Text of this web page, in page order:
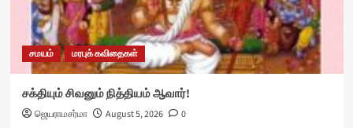
சமயம் மரபுக் கவிதைகள்
சக்தியும் சிவனும் நித்தியம் ஆவார்!
ஜெயராமசர்மா August 5, 2026 0